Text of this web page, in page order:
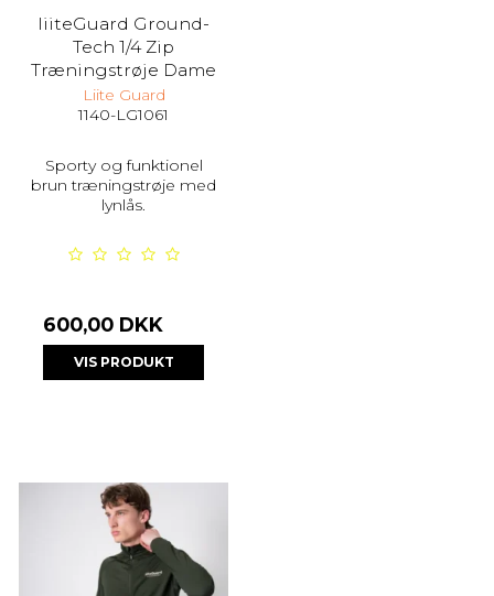
liiteGuard Ground-
Tech 1/4 Zip
Træningstrøje Dame
Liite Guard
1140-LG1061
Sporty og funktionel
brun træningstrøje med
lynlås.
600,00 DKK
VIS PRODUKT